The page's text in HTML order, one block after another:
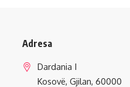
Adresa
Dardania I
Kosovë, Gjilan, 60000